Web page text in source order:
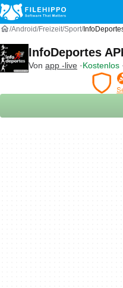
Android Freizeit Sport
InfoDeportes
Von app -live Kostenlos